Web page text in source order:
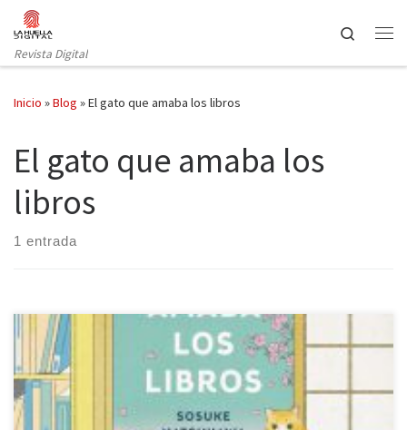
Saltar al contenido
Revista Digital
Search
Inicio »Blog »El gato que amaba los libros
El gato que amaba los
libros
1 entrada
Grijalbo publica El gato que amaba los libros de Sosuke
Natsukawa. Los libros son unos objetos llenos de historias, de
reflexiones, de aventuras. Perderse entre sus hojas se puede